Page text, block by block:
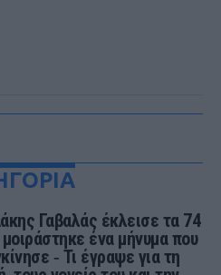
Γαβαλάς έκλεισε τα 74
μοιράστηκε ένα μήνυμα που
‑ Τι έγραψε για τη